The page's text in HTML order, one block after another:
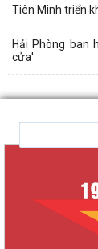
Tiên Minh triển
Hải Phòng ban
cửa'